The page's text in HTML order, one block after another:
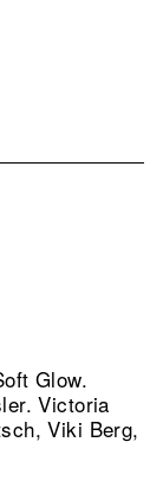
Glow.
Victoria
Viki Berg,